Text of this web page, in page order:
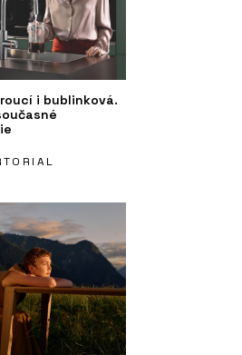
i bublinková.